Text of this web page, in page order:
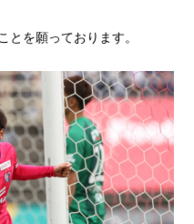
とを願っております。